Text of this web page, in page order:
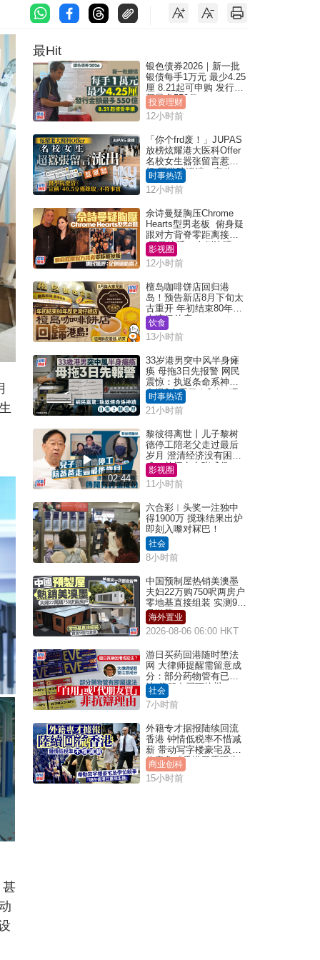
甚
最Hit
银色债券2026｜新一批
银债每手1万元 最少4.25
厘 8.21起可申购 发行金
额最多550亿
投资理财
12小时前
「你个frd废！」JUPAS
放榜炫耀港大医科Offer
名校女生嚣张留言惹众
怒 医学院澄清：宣称
「40.5分获录取」不符事
实｜Juicy叮
时事热话
12小时前
佘诗曼疑胸压Chrome
Hearts型男老板 俯身疑
跟对方背脊零距离接触
网民惊呼：企侧边唔
得？
影视圈
12小时前
檀岛咖啡饼店回归港
岛！预告新店8月下旬太
古重开 年初结束80年历
史湾仔总店
饮食
13小时前
33岁港男突中风半身瘫
痪 母拖3日先报警 网民
震惊：执返条命系神迹
自爆2个恶习｜Juicy叮
时事热话
21小时前
02:44
黎彼得离世丨儿子黎树
德停工陪老父走过最后
岁月 澄清经济没有困
难：传闻有夸张成份
影视圈
11小时前
六合彩︱头奖一注独中
得1900万 搅珠结果出炉
即刻入嚟对冧巴！
社会
8小时前
中国预制屋热销美澳墨
夫妇22万购750呎两房户
零地基直接组装 实测9个
月激赞
海外置业
2026-08-06 06:00 HKT
游日买药回港随时堕法
网 大律师提醒需留意成
分：部分药物管有已违
法 代朋友买可抗辩？
社会
7小时前
外籍专才据报陆续回流
香港 钟情低税率不惜减
薪 带动写字楼豪宅及学
位竞争「香港已重现生
机」
商业创科
15小时前